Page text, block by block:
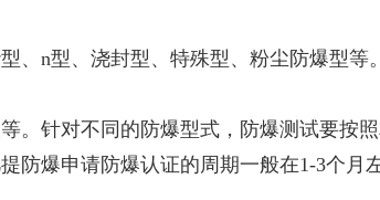
、n型、浇封型、特殊型、粉尘防爆型等。
。针对不同的防爆型式，防爆测试要按
防爆申请防爆认证的周期一般在1-3个月